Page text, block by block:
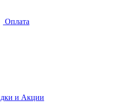
Оплата
и Акции